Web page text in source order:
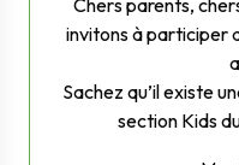
Chers parents,
invitons à participer
Sachez qu’il existe
section Kids